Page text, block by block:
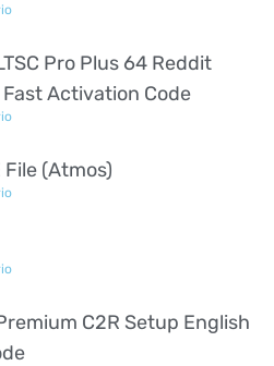
Pro Plus 64 Reddit
Activation Code
(Atmos)
C2R Setup English